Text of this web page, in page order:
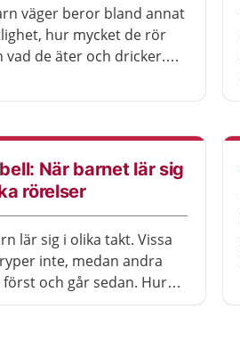
väger beror bland annat
hur mycket de rör
vad de äter och dricker.
du behöver söka hjälp.
När barnet lär sig
rörelser
lär sig i olika takt. Vissa
inte, medan andra
och går sedan. Hur